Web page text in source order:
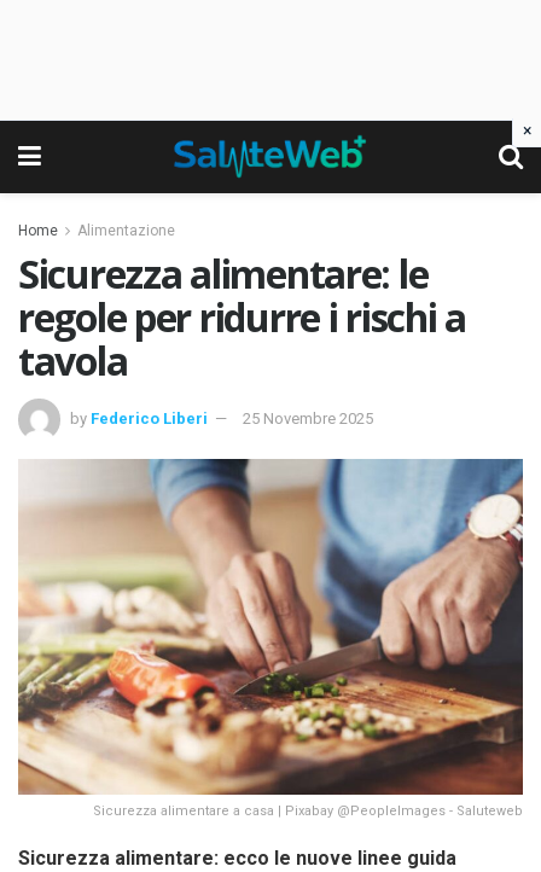
Home Alimentazione
Sicurezza alimentare: le
regole per ridurre i rischi a
tavola
by Federico Liberi 25 Novembre 2025
Sicurezza alimentare a casa | Pixabay @PeopleImages - Saluteweb
Sicurezza alimentare: ecco le nuove linee guida
×